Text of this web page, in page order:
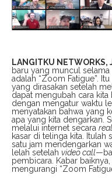
LANGITKU
baru yang muncul selama
adalah “Zoom Fatigue”.
yang dirasakan setelah
dapat mengubah cara
dengan mengatur waktu
menyatakan bahwa yang
apa yang kita dengarkan.
melalui internet secara
kasar di telinga kita. Itulah
satu jam mendengarkan
lelah setelah video call
pembicara. Kabar
mengurangi “Zoom